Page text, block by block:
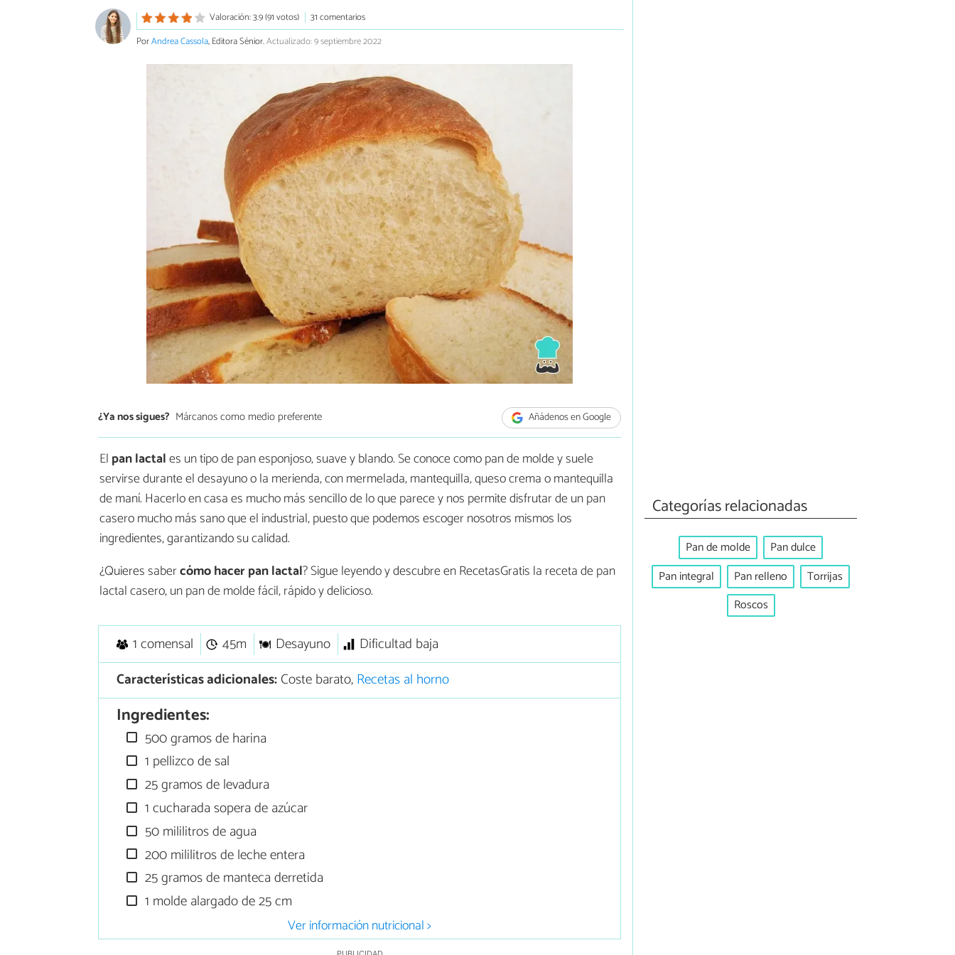
Valoración: 3.9 (91 votos)
31 comentarios
PorAndrea Cassola, Editora Sénior.Actualizado: 9 septiembre 2022
¿Ya nos sigues? Márcanos como medio preferente Añádenos en Google
El pan lactales un tipo de pan esponjoso, suave y blando. Se conoce como pan de molde y suele
servirse durante el desayuno o la merienda, con mermelada, mantequilla, queso crema o mantequilla
de maní. Hacerlo en casa es mucho más sencillo de lo que parece y nos permite disfrutar de un pan
casero mucho más sano que el industrial, puesto que podemos escoger nosotros mismos los
ingredientes, garantizando su calidad.
¿Quieres sabercómo hacer pan lactal? Sigue leyendo y descubre en RecetasGratis la receta de pan
lactal casero, un pan de molde fácil, rápido y delicioso.
1 comensal 45m Desayuno
Dificultad baja
Características adicionales:Coste barato,Recetas al horno
Ingredientes:
500 gramos de harina
1 pellizco de sal
25 gramos de levadura
1 cucharada sopera de azúcar
50 mililitros de agua
200 mililitros de leche entera
25 gramos de manteca derretida
1 molde alargado de 25 cm
Ver información nutricional >
Categorías relacionadas
Pan de molde
Pan dulce
Pan integral
Pan relleno
Torrijas
Roscos